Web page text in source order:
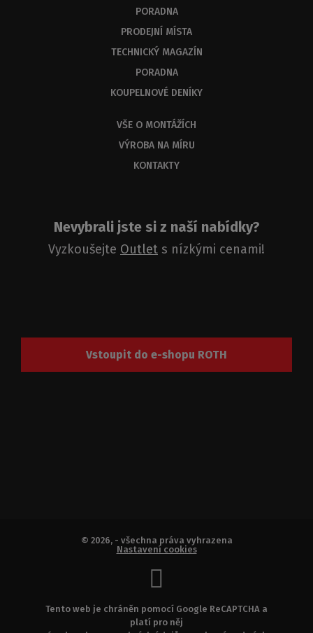
PORADNA
PRODEJNÍ MÍSTA
TECHNICKÝ MAGAZÍN
PORADNA
KOUPELNOVÉ DENÍKY
VŠE O MONTÁŽÍCH
VÝROBA NA MÍRU
KONTAKTY
Nevybrali jste si z naší nabídky?
Vyzkoušejte Outlet s nízkými cenami!
Vstoupit do e-shopu ROTH
© 2026, - všechna práva vyhrazena
Nastavení cookies
Tento web je chráněn pomocí Google ReCAPTCHA a
platí pro něj